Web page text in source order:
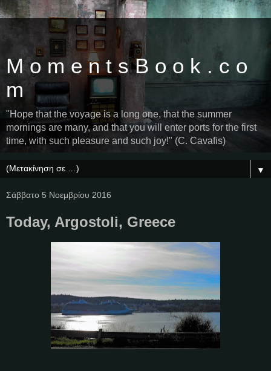
M o m e n t s B o o k . c o
m
"Hope that the voyage is a long one, that the summer
mornings are many, and that you will enter ports for the first
time, with such pleasure and such joy!" (C. Cavafis)
▼
Σάββατο 5 Νοεμβρίου 2016
Today, Argostoli, Greece